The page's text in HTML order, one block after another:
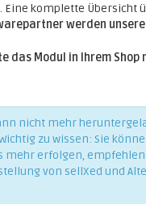
komplette Übersicht
werden
das Modul in Ihrem
nicht mehr
zu wissen: Sie
mehr erfolgen,
von sellXed und